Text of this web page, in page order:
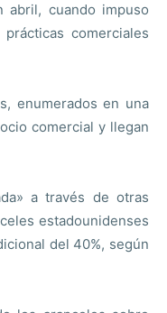
abril, cuando impuso
comerciales
enumerados en una
comercial y llegan
a través de otras
estadounidenses
del 40%, según